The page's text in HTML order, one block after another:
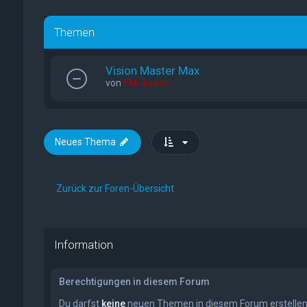
Themen
Vision Master Max
von FM-Audio
Neues Thema
Zurück zur Foren-Übersicht
Information
Berechtigungen in diesem Forum
Du darfst keineneuen Themen in diesem Forum